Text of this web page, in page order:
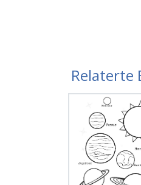
Relaterte